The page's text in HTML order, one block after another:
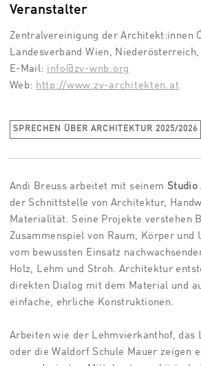
Veranstalter
Zentralvereinigung der Architekt:innen
Landesverband Wien,
E-Mail: info@zv-wnb.org
Web: http://www.zv-architekten.at
SPRECHEN ÜBER ARCHITEKTUR 2025/2026
Andi Breuss arbeitet mit seinem Studio
der Schnittstelle von Architektur,
Materialität. Seine Projekte verstehen
Zusammenspiel von Raum, Körper und
vom bewussten Einsatz
Holz, Lehm und Stroh. Architektur
direkten Dialog mit dem Material und
einfache, ehrliche Konstruktionen.
Arbeiten wie der Lehmvierkanthof, das
oder die Waldorf Schule Mauer zeigen